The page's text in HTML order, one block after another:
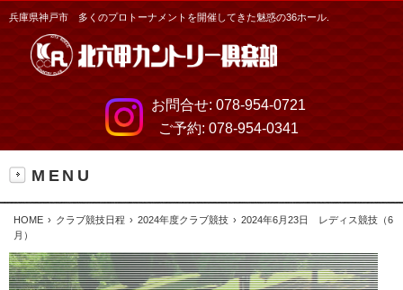
兵庫県神戸市 多くのプロトーナメントを開催してきた魅惑の36ホール.
お問合せ: 078-954-0721
ご予約: 078-954-0341
MENU
HOME クラブ競技日程 2024年度クラブ競技
2024年6月23日 レディス競技（6
月）